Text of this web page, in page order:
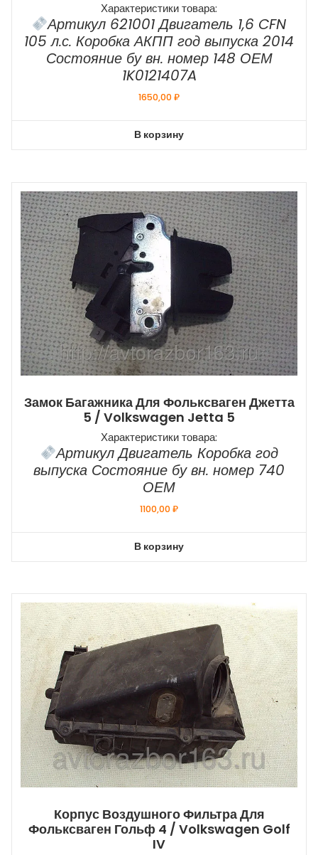
Характеристики товара:
Артикул 621001 Двигатель 1,6 CFN
105 л.с. Коробка АКПП год выпуска 2014
Состояние бу вн. номер 148 ОЕМ
1K0121407A
1650,00₽
В корзину
Замок Багажника Для Фольксваген Джетта
5 / Volkswagen Jetta 5
Характеристики товара:
Артикул Двигатель Коробка год
выпуска Состояние бу вн. номер 740
ОЕМ
1100,00₽
В корзину
Корпус Воздушного Фильтра Для
Фольксваген Гольф 4 / Volkswagen Golf
IV